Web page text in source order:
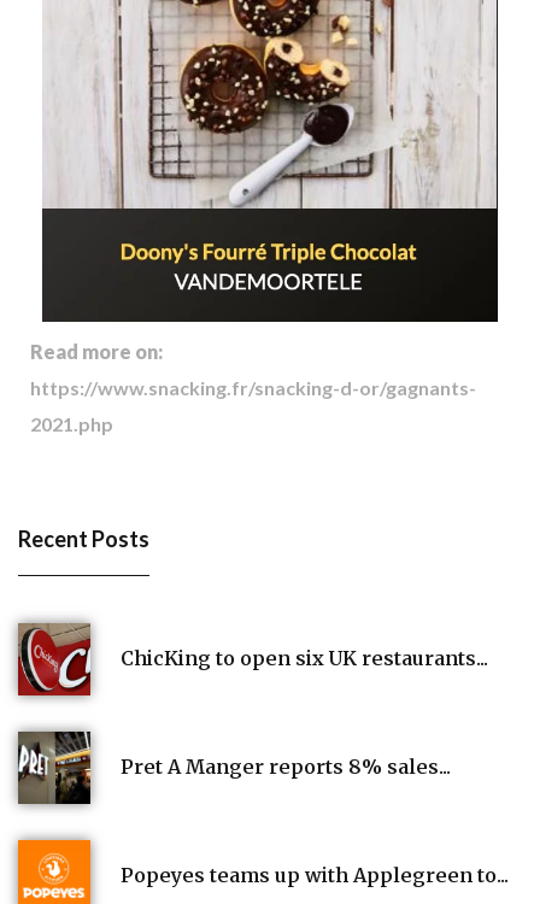
Read more on:
https://www.snacking.fr/snacking-d-or/gagnants-
2021.php
Recent Posts
ChicKing to open six UK restaurants...
Pret A Manger reports 8% sales...
Popeyes teams up with Applegreen to...